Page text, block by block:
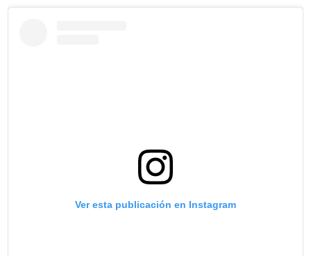
Ver esta publicación en Instagram